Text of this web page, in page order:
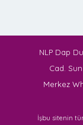
NLP Dap
Cad.
Merkez
İşbu sitenin